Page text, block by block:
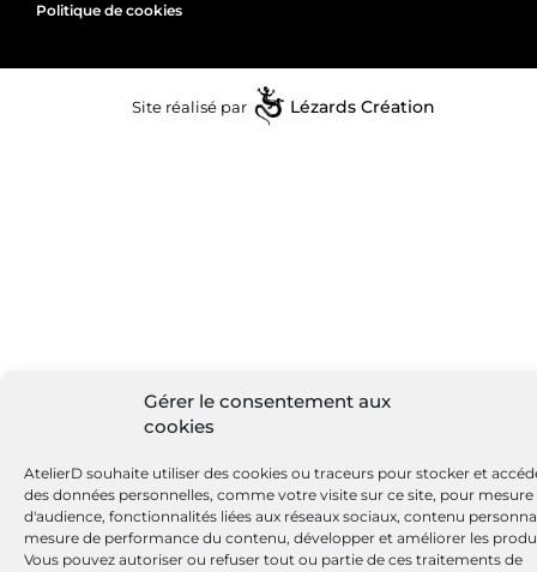
Gérer le consentement aux
cookies
AtelierD souhaite utiliser des cookies ou traceurs pour stocker et
des données personnelles, comme votre visite sur ce site, pour mesure
d'audience, fonctionnalités liées aux réseaux sociaux, contenu
mesure de performance du contenu, développer et améliorer les
Vous pouvez autoriser ou refuser tout ou partie de ces traitements de
Politique de cookies
Site réalisé par Lézards Création